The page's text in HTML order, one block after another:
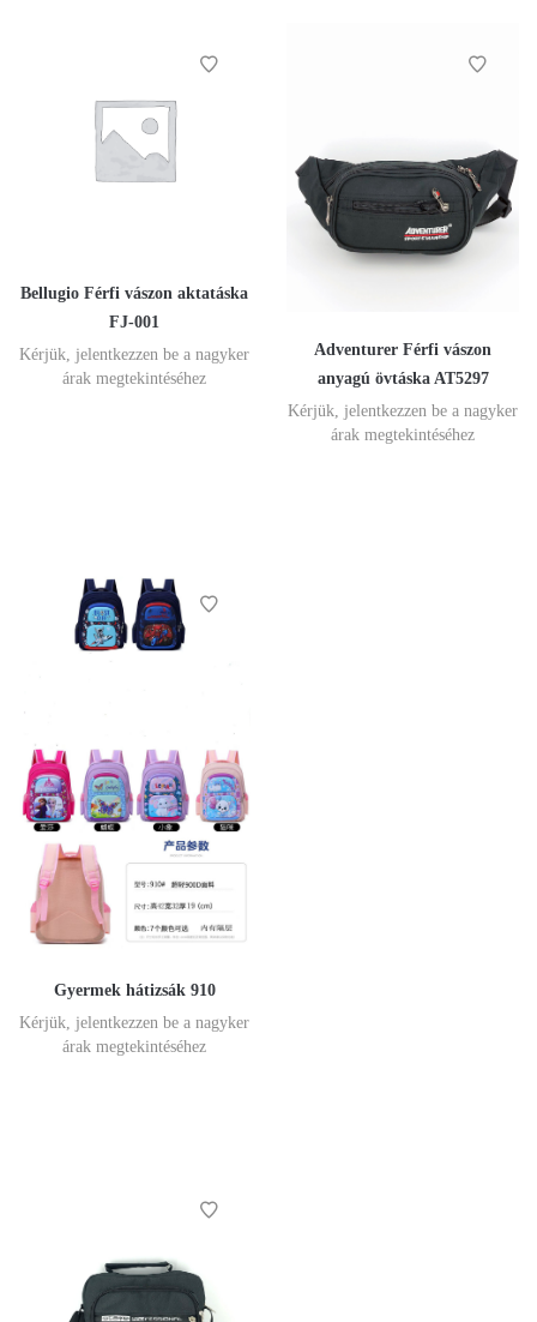
Bellugio Férfi vászon aktatáska
FJ-001
Kérjük, jelentkezzen be a nagyker
árak megtekintéséhez
Adventurer Férfi vászon
anyagú övtáska AT5297
Kérjük, jelentkezzen be a nagyker
árak megtekintéséhez
Gyermek hátizsák 910
Kérjük, jelentkezzen be a nagyker
árak megtekintéséhez